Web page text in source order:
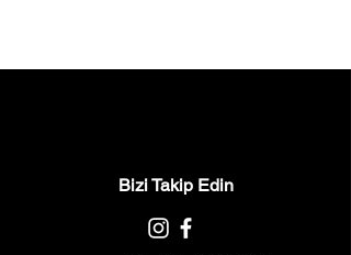
Bizi Takip Edin